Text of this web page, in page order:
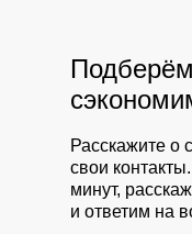
Расскажите о
свои
минут,
и ответим на